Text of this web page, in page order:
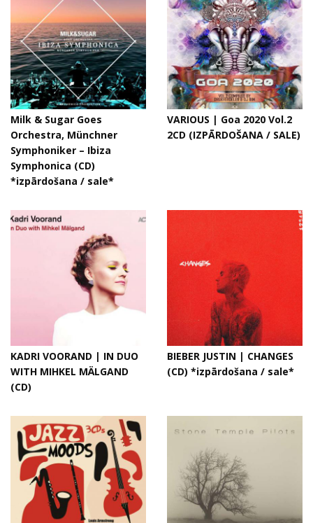
Milk & Sugar Goes
Orchestra, Münchner
Symphoniker – Ibiza
Symphonica (CD)
*izpārdošana / sale*
VARIOUS | Goa 2020 Vol.2
2CD (IZPĀRDOŠANA / SALE)
KADRI VOORAND | IN DUO
WITH MIHKEL MÄLGAND
(CD)
BIEBER JUSTIN | CHANGES
(CD) *izpārdošana / sale*